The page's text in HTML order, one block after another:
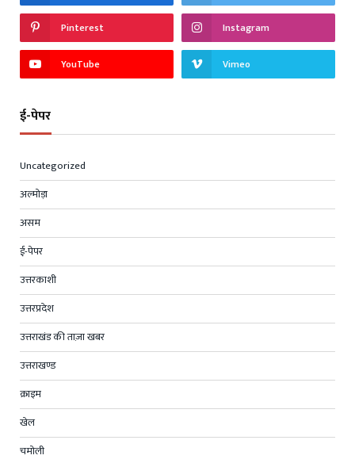
Pinterest Instagram
YouTube Vimeo
ई-पेपर
Uncategorized
अल्मोड़ा
असम
ई-पेपर
उत्तरकाशी
उत्तरप्रदेश
उत्तराखंड की ताज़ा खबर
उत्तराखण्ड
क्राइम
खेल
चमोली